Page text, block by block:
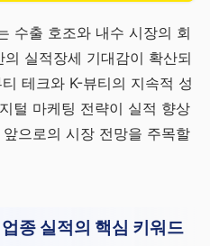
수출 호조와 내수 시장의 회
실적장세 기대감이 확산되
테크와 K-뷰티의 지속적 성
털 마케팅 전략이 실적 향상
으로의 시장 전망을 주목할
종 실적의 핵심 키워드